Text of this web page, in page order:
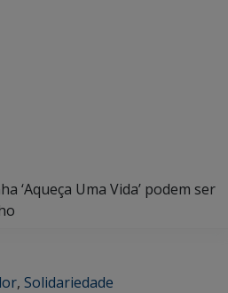
‘Aqueça Uma Vida’ podem ser
, Solidariedade